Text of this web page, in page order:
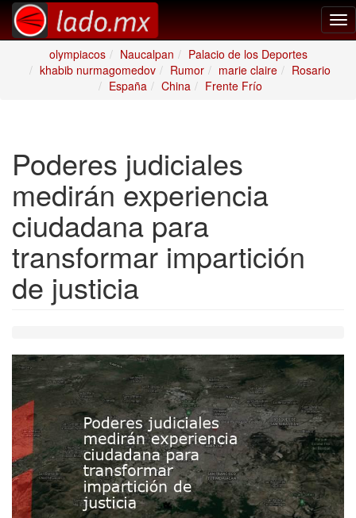
olympiacos
Naucalpan
Palacio de los Deportes
khabib nurmagomedov
Rumor marie claire
Rosario
España
China Frente Frío
Poderes judiciales
medirán experiencia
ciudadana para
transformar impartición
de justicia